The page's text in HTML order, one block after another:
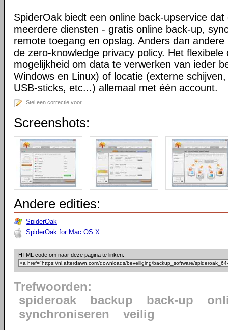
SpiderOak biedt een online back-upservice
meerdere diensten - gratis online back-up,
remote toegang en opslag. Anders dan
de zero-knowledge privacy policy. Het
mogelijkheid om data te verwerken van ieder
Windows en Linux) of locatie (externe
USB-sticks, etc...) allemaal met één account.
Stel een correctie voor
Screenshots:
Andere edities:
SpiderOak
SpiderOak for Mac OS X
HTML code om naar deze pagina te linken:
Trefwoorden:
spideroak
backup back-up
synchroniseren
veilig